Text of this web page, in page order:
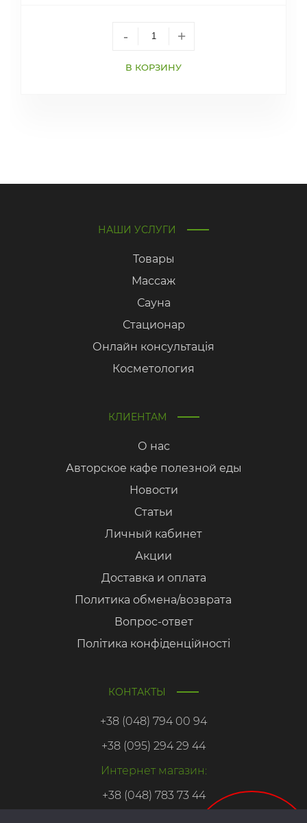
- +
В КОРЗИНУ
НАШИ УСЛУГИ
Товары
Массаж
Сауна
Стационар
Онлайн консультація
Косметология
КЛИЕНТАМ
О нас
Авторское кафе полезной еды
Новости
Статьи
Личный кабинет
Акции
Доставка и оплата
Политика обмена/возврата
Вопрос-ответ
Політика конфіденційності
КОНТАКТЫ
+38 (048) 794 00 94
+38 (095) 294 29 44
Интернет магазин:
+38 (048) 783 73 44